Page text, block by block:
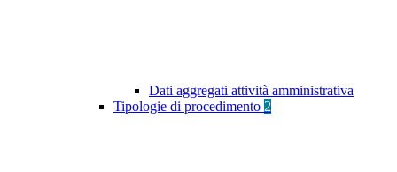
Dati aggregati attività amministrativa
Tipologie di procedimento 2